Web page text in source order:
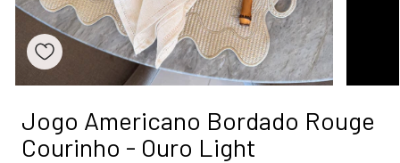
Jogo Americano Bordado Rouge
Courinho - Ouro Light